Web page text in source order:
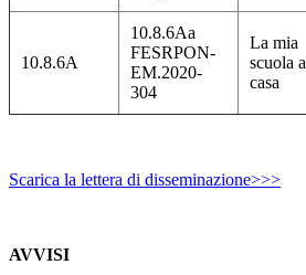
10.8.6A
10.8.6Aa
FESRPON-
EM.2020-
304
La mia
scuola a
casa
Scarica la lettera di disseminazione>>>
AVVISI